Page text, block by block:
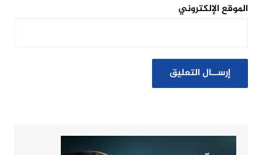
الموقع الإلكتروني